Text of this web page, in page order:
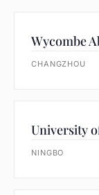
Wycombe
CHANGZHOU
University
NINGBO